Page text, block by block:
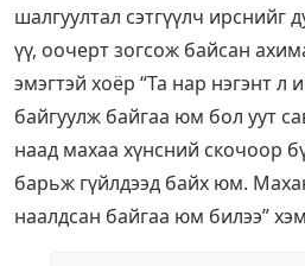
шалгуултал сэтгүүлч ирснийг
үү, оочерт зогсож байсан
эмэгтэй хоёр “Та нар нэгэнт
байгуулж байгаа юм бол уут
наад махаа хүнсний скочоор
барьж гүйлдээд байх юм.
наалдсан байгаа юм билээ”